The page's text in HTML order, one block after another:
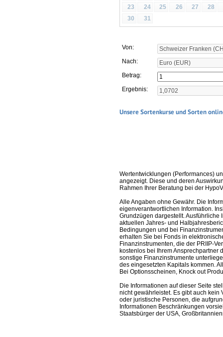
23
24 25 26 27
28
30
31
Von:
Nach:
Betrag:
Ergebnis:
Unsere Sortenkurse und Sorten
Wertentwicklungen (Performances)
angezeigt. Diese und deren
Rahmen Ihrer Beratung bei der
Alle Angaben ohne Gewähr. Die
eigenverantwortlichen Information.
Grundzügen dargestellt.
aktuellen Jahres- und
Bedingungen und bei
erhalten Sie bei Fonds in
Finanzinstrumenten, die der PRIIP-
kostenlos bei Ihrem Ansprechpartner
sonstige Finanzinstrumente
des eingesetzten Kapitals kommen.
Bei Optionsscheinen, Knock out
Die Informationen auf dieser Seite
nicht gewährleistet. Es gibt auch kein
oder juristische Personen, die
Informationen Beschränkungen
Staatsbürger der USA,